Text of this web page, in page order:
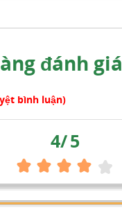
đánh giá
bình luận)
4/5